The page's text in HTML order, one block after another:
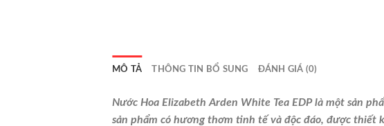
MÔ TẢ THÔNG TIN BỔ SUNG ĐÁNH GIÁ (0)
Nước Hoa Elizabeth Arden White Tea EDP là một sản
sản phẩm có hương thơm tinh tế và độc đáo, được thiết